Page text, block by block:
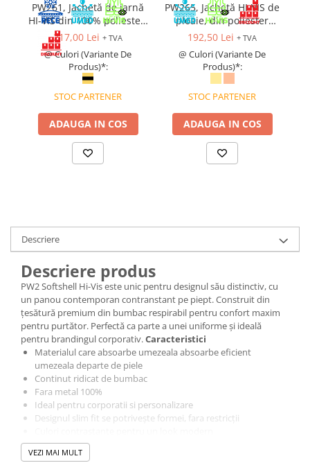
Pantofi outdoor
Pantofi de lucru O1
Pantofi de lucru O2
Pantofi de protecție S1
Pantofi de protecție OB
Pantofi de protecție SB
Pantofi de protecție S1P
Pantofi de protecție S2
Pantofi de protecție S3
Bocanci de protecție OB
Bocanci de lucru O2
Bocanci de protecție S1
Bocanci de protecție S1P
Bocanci de protecție S2
Bocanci de protecție S3
Cizme
Cizme outdoor
Cizme de lucru OB
Cizme de lucru O4/O5
Cizme de protecție S3
Cizme de protecție S5
PW261, Jachetă de iarnă
HI-VIS din 100% poliester,
190 g/mp
217,00 Lei + TVA
@ Culori (Variante De
Produs)*:
STOC PARTENER
ADAUGA IN COS
PW265, Jachetă HI-VIS de
ploaie, din poliester
Oxford și PU 190 g/mp,
g/mp
192,50 Lei + TVA
@ Culori (Variante De
Produs)*:
STOC PARTENER
ADAUGA IN COS
Descriere
Descriere produs
PW2 Softshell Hi-Vis este unic pentru designul său distinctiv, cu
un panou contemporan contranstant pe piept. Construit din
țesătură premium din bumbac respirabil pentru confort maxim
pentru purtător. Perfectă ca parte a unei uniforme și ideală
pentru brandingul corporativ.Caracteristici
Materialul care absoarbe umezeala absoarbe eficient
umezeala departe de piele
Continut ridicat de bumbac
Fara metal 100%
Ideal pentru corporatii si personalizare
Designul slim fit se potrivește formei, fara restricții
Certificare CE
Certificare EN ISO 20471 dupa 50xspalari
VEZI MAI MULT